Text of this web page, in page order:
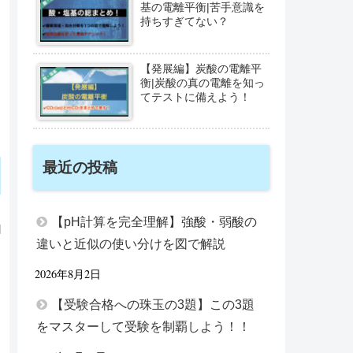
基の電離平衡|苦手意識を
持ちすぎてない？
【発展編】炭酸の電離平
衡|炭酸の真の電離を知っ
てテストに備えよう！
最近の投稿
【pH計算を完全理解】強酸・弱酸の
違いと近似の使い分けを図で解説
2026年8月2日
【受験合格への珠玉の3題】この3題
をマスターして受験を制覇しよう！！